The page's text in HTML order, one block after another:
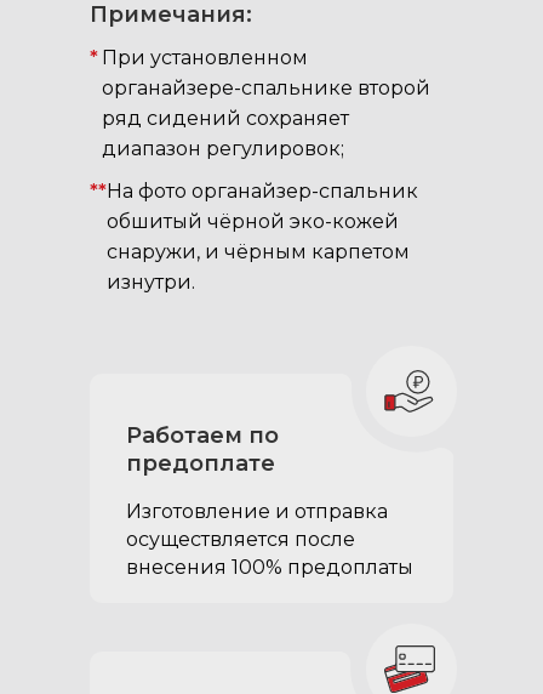
Примечания:
При установленном
органайзере-спальнике второй
ряд сидений сохраняет
диапазон регулировок;
На фото органайзер-спальник
обшитый чёрной эко-кожей
снаружи, и чёрным карпетом
изнутри.
*
**
органайзера в
багажник Lexus
GX460 входит:
Работаем по
предоплате
Изготовление и отправка
осуществляется после
внесения 100% предоплаты